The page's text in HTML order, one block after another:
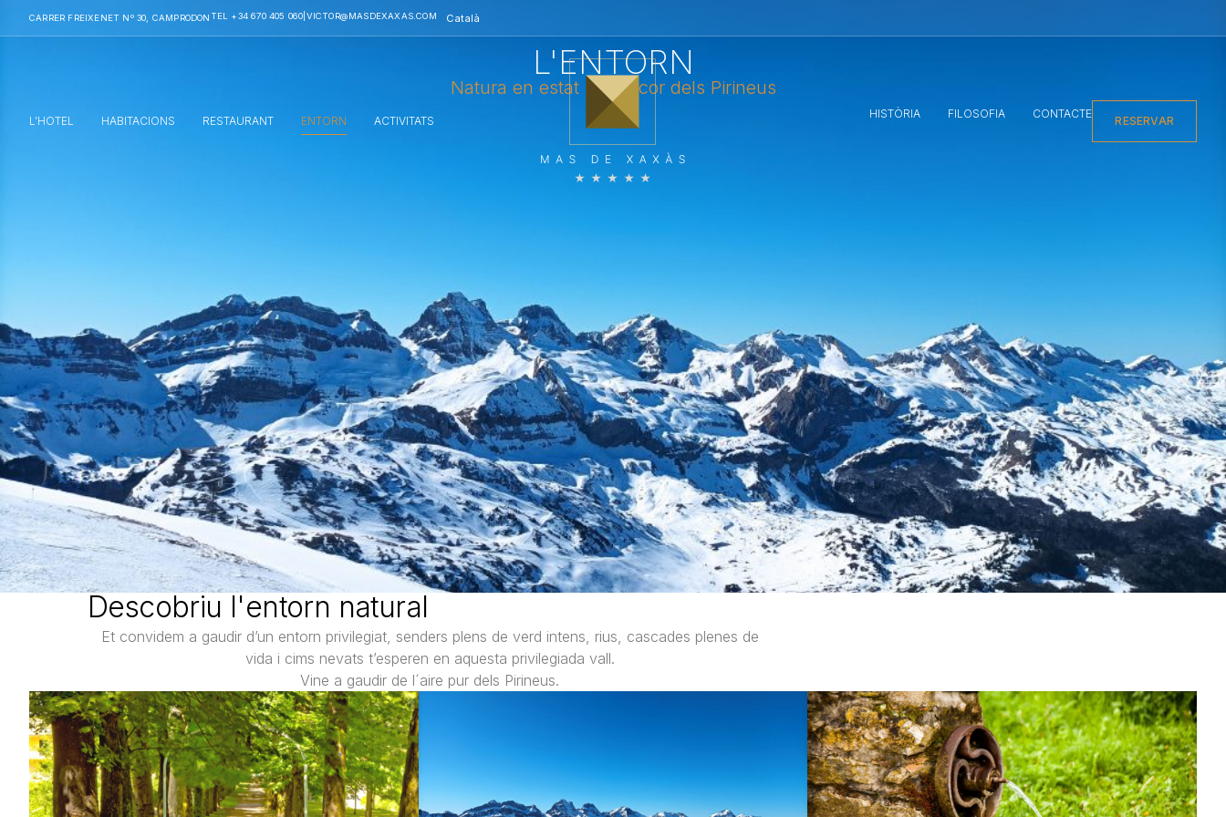
CARRER FREIXENET Nº 30, CAMPRODON TEL +34 670 405 060 VICTOR@MASDEXAXAS.COM Català
Español
L’HOTEL HABITACIONS RESTAURANT ENTORN ACTIVITATS
HISTÒRIA FILOSOFIA CONTACTE
RESERVAR
L'ENTORN
Natura en estat pur al cor dels Pirineus
Descobriu l'entorn natural
Et convidem a gaudir d’un entorn privilegiat, senders plens de verd intens, rius, cascades plenes de
vida i cims nevats t’esperen en aquesta privilegiada vall.
Vine a gaudir de l´aire pur dels Pirineus.